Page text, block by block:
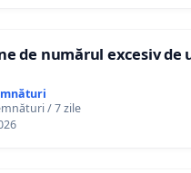
de numărul excesiv de
/ 7 zile